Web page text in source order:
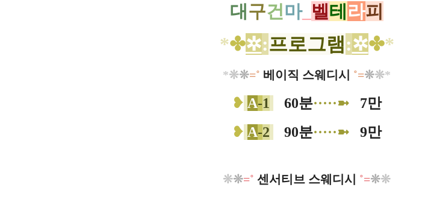
대 구건마_ 벨테 라피
*✤✲:프로그램:✲✤*
*❊❊=˚ 베이직 스웨디시 ˚=❊❊*
❥ A-1 60분·····➼
7만
❥ A-2 90분·····➼ 9만
❊❊=˚ 센서티브 스웨디시 ˚=❊❊